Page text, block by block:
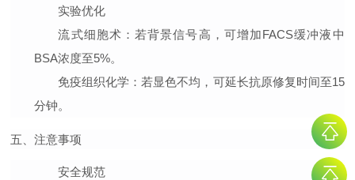
实验优化
流式细胞术 ：若背景信号高，可增加FACS缓冲液中
BSA浓度至5%。
免疫组织化学 ：若显色不均，可延长抗原修复时间至15
分钟。
五、注意事项
安全规范